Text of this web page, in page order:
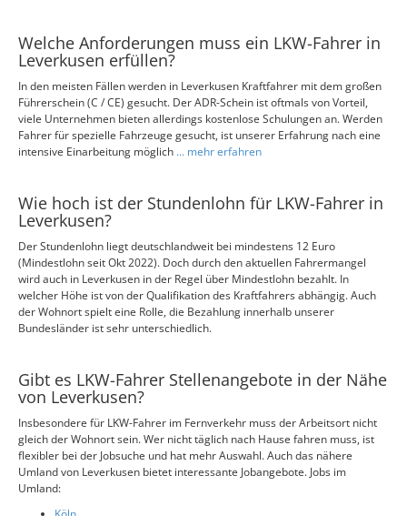
Welche Anforderungen muss ein LKW-Fahrer in
Leverkusen erfüllen?
In den meisten Fällen werden in Leverkusen Kraftfahrer mit dem großen
Führerschein (C / CE) gesucht. Der ADR-Schein ist oftmals von Vorteil,
viele Unternehmen bieten allerdings kostenlose Schulungen an. Werden
Fahrer für spezielle Fahrzeuge gesucht, ist unserer Erfahrung nach eine
intensive Einarbeitung möglich ... mehr erfahren
Wie hoch ist der Stundenlohn für LKW-Fahrer in
Leverkusen?
Der Stundenlohn liegt deutschlandweit bei mindestens 12 Euro
(Mindestlohn seit Okt 2022). Doch durch den aktuellen Fahrermangel
wird auch in Leverkusen in der Regel über Mindestlohn bezahlt. In
welcher Höhe ist von der Qualifikation des Kraftfahrers abhängig. Auch
der Wohnort spielt eine Rolle, die Bezahlung innerhalb unserer
Bundesländer ist sehr unterschiedlich.
Gibt es LKW-Fahrer Stellenangebote in der Nähe
von Leverkusen?
Insbesondere für LKW-Fahrer im Fernverkehr muss der Arbeitsort nicht
gleich der Wohnort sein. Wer nicht täglich nach Hause fahren muss, ist
flexibler bei der Jobsuche und hat mehr Auswahl. Auch das nähere
Umland von Leverkusen bietet interessante Jobangebote. Jobs im
Umland: